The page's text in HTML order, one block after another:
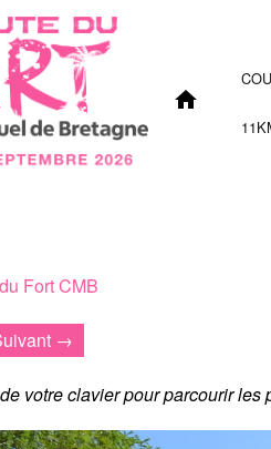
Fort CMB
→
votre clavier pour parcourir les